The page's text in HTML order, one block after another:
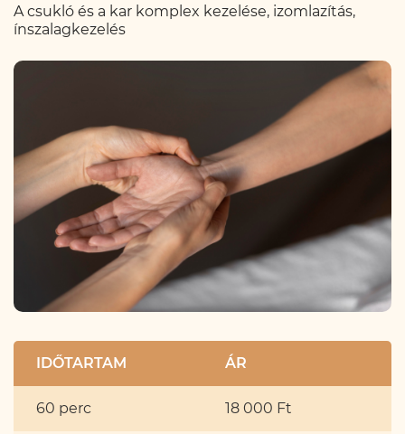
A csukló és a kar komplex kezelése, izomlazítás,
ínszalagkezelés
IDŐTARTAM ÁR
60 perc 18 000 Ft